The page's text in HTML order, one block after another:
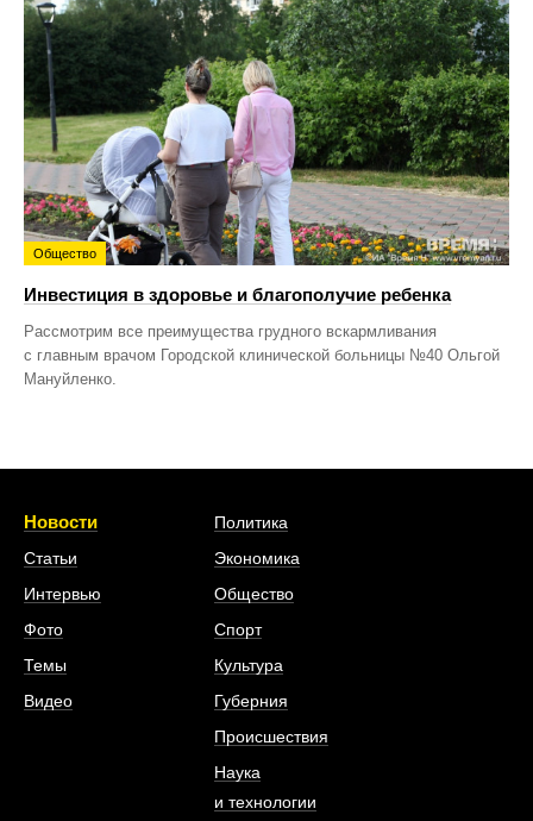
Общество
Инвестиция в здоровье и благополучие ребенка
Рассмотрим все преимущества грудного вскармливания
с главным врачом Городской клинической больницы №40 Ольгой
Мануйленко.
Новости
Статьи
Интервью
Фото
Темы
Видео
Политика
Экономика
Общество
Спорт
Культура
Губерния
Происшествия
Наука
и технологии